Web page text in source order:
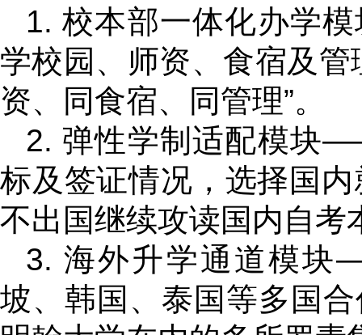
1. 校本部一体化办学
学校园、师资、食宿及
资、同食宿、同管理”。
2. 弹性学制适配模块
标及签证情况，选择国
不出国继续攻读国内自考
3. 海外升学通道模块
坡、韩国、泰国等多国